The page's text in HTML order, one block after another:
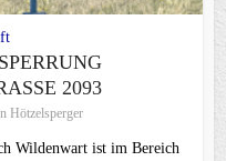
2093
Hötzelsperger
Wildenwart ist im Bereich